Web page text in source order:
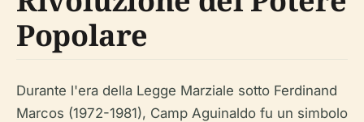
Popolare
Durante l'era della Legge Marziale sotto Ferdinand
Marcos (1972-1981), Camp Aguinaldo fu un simbolo